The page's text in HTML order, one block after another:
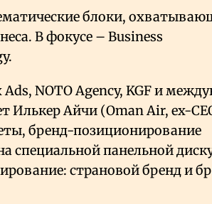
блоки,
В фокусе – Business
NOTO Agency, KGF и
Илькер Айчи (Oman Air, ex-
бренд-позиционирование
специальной панельной
страновой бренд и